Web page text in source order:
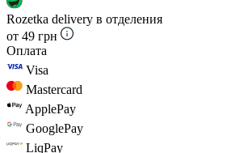
Rozetka delivery в отделения
от 49 грн
Оплата
Visa
Mastercard
ApplePay
GooglePay
LiqPay